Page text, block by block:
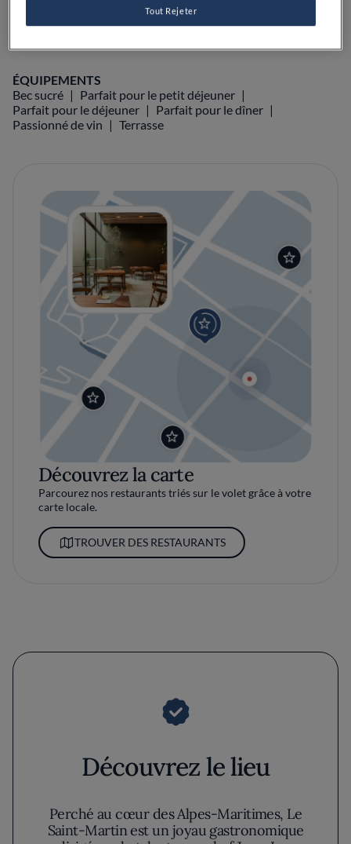
Guides gastronomiques
AFFICHER PLUS
ÉQUIPEMENTS
Bec sucré
Parfait pour le petit déjeuner
Parfait pour le déjeuner
Parfait pour le dîner
Passionné de vin
Terrasse
Découvrez la carte
Parcourez nos restaurants triés sur le volet grâce à votre
carte locale.
TROUVER DES RESTAURANTS
Découvrez le lieu
Perché au cœur des Alpes-Maritimes, Le
Saint-Martin est un joyau gastronomique
Tout Rejeter